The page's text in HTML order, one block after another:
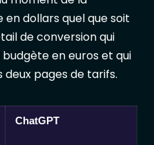
dollars quel que soit
de conversion qui
en euros et qui
pages de tarifs.
ChatGPT